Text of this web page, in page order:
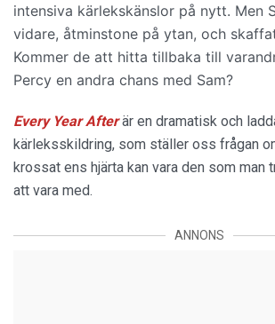
intensiva kärlekskänslor på nytt. Men
vidare, åtminstone på ytan, och
Kommer de att hitta tillbaka till
Percy en andra chans med Sam?
Every Year After är en dramatisk och
kärleksskildring, som ställer oss frågan
krossat ens hjärta kan vara den som man
att vara med.
ANNONS